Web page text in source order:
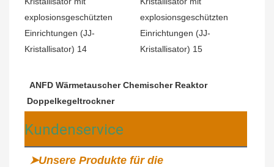
ANFD Wärmetauscher Chemischer Reaktor
Doppelkegeltrockner
Kundenservice
➤Unsere Produkte für die